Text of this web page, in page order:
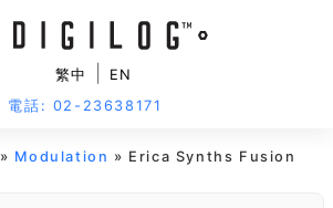
繁中
EN
電話: 02-23638171
» Modulation » Erica Synths Fusion